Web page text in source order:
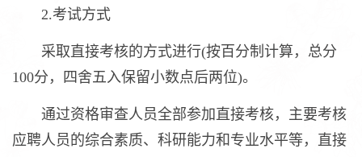
2.考试方式
采取直接考核的方式进行(按百分制计算，总分
100分，四舍五入保留小数点后两位)。
通过资格审查人员全部参加直接考核，主要考核
应聘人员的综合素质、科研能力和专业水平等，直接